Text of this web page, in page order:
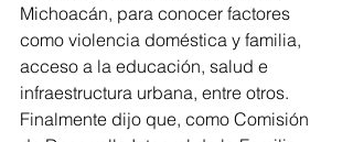
Michoacán, para conocer factores
como violencia doméstica y familia,
acceso a la educación, salud e
infraestructura urbana, entre otros.
Finalmente dijo que, como Comisión